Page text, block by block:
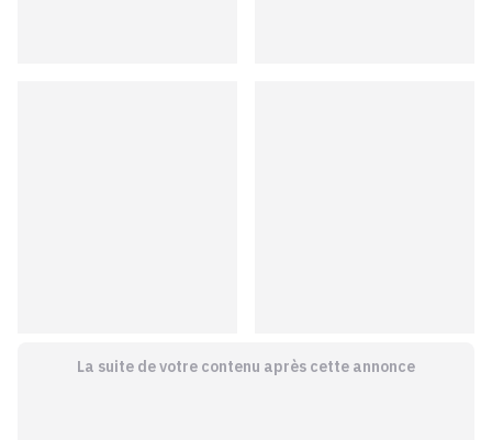
La suite de votre contenu après cette annonce